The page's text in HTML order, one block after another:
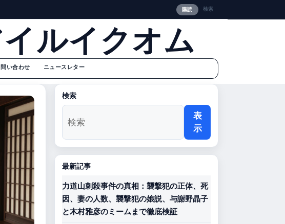
購読 検索
ルイクオム
い合わせ ニュースレター
検索
表
示
最新記事
力道山刺殺事件の真相：襲撃犯の正体、死
因、妻の人数、襲撃犯の娘説、与謝野晶子
と木村雅彦のミームまで徹底検証